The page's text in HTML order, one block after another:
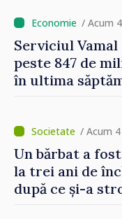
/ Acum
Serviciul Vamal
peste 847 de
în ultima
/ Acum
Un bărbat a
la trei ani de
după ce și-a